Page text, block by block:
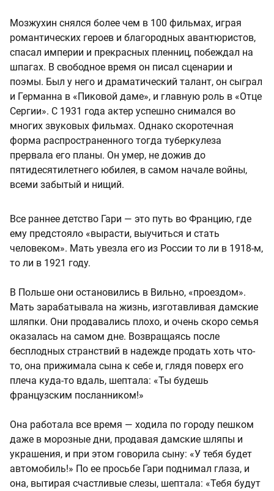
Мозжухин снялся более чем в 100 фильмах, играя
романтических героев и благородных авантюристов,
спасал империи и прекрасных пленниц, побеждал на
шпагах. В свободное время он писал сценарии и
поэмы. Был у него и драматический талант, он сыграл
и Германна в «Пиковой даме», и главную роль в «Отце
Сергии». С 1931 года актер успешно снимался во
многих звуковых фильмах. Однако скоротечная
форма распространенного тогда туберкулеза
прервала его планы. Он умер, не дожив до
пятидесятилетнего юбилея, в самом начале войны,
всеми забытый и нищий.
Все раннее детство Гари — это путь во Францию, где
ему предстояло «вырасти, выучиться и стать
человеком». Мать увезла его из России то ли в 1918-м,
то ли в 1921 году.
В Польше они остановились в Вильно, «проездом».
Мать зарабатывала на жизнь, изготавливая дамские
шляпки. Они продавались плохо, и очень скоро семья
оказалась на самом дне. Возвращаясь после
бесплодных странствий в надежде продать хоть что-
то, она прижимала сына к себе и, глядя поверх его
плеча куда-то вдаль, шептала: «Ты будешь
французским посланником!»
Она работала все время — ходила по городу пешком
даже в морозные дни, продавая дамские шляпы и
украшения, и при этом говорила сыну: «У тебя будет
автомобиль!» По ее просьбе Гари поднимал глаза, и
она, вытирая счастливые слезы, шептала: «Тебя будут